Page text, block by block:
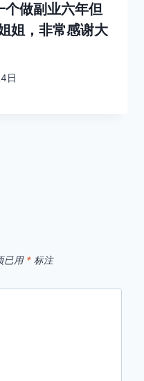
个做副业六年但
姐，非常感谢大
日
已用 * 标注